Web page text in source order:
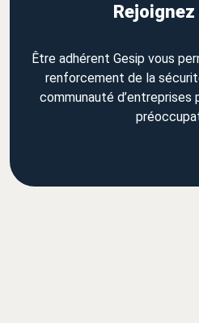
Rejoignez
Être adhérent Gesip vous
renforcement de la
communauté